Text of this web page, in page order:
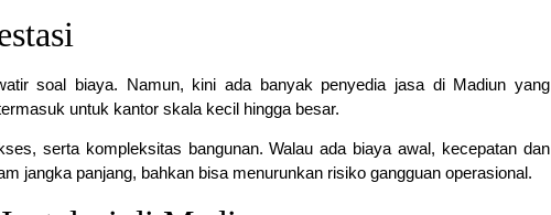
soal biaya. Namun, kini ada banyak penyedia jasa di Madiun yang
untuk kantor skala kecil hingga besar.
serta kompleksitas bangunan. Walau ada biaya awal, kecepatan dan
jangka panjang, bahkan bisa menurunkan risiko gangguan operasional.